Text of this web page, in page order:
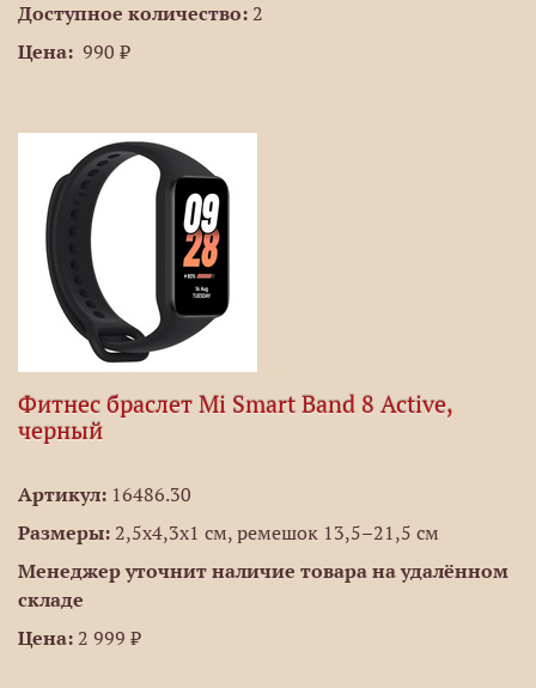
Доступное количество: 2
Цена: 990 ₽
Фитнес браслет Mi Smart Band 8 Active,
черный
Артикул: 16486.30
Размеры: 2,5x4,3x1 см, ремешок 13,5–21,5 см
Менеджер уточнит наличие товара на удалённом
складе
Цена: 2 999 ₽